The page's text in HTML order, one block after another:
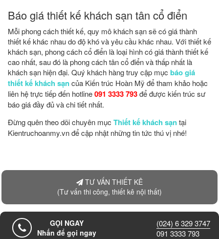
Báo giá thiết kế khách sạn tân cổ điển
Mỗi phong cách thiết kế, quy mô khách sạn sẽ có giá thành
thiết kế khác nhau do độ khó và yêu cầu khác nhau. Với thiết kế
khách sạn, phong cách cổ điển là loại hình có giá thành thiết kế
cao nhất, sau đó là phong cách tân cổ điển và thấp nhất là
khách sạn hiện đại. Quý khách hàng truy cập mục báo giá
thiết kế khách sạncủa Kiến trúc Hoàn Mỹ để tham khảo hoặc
liên hệ trực tiếp đến hotline091 3333 793để được kiến trúc sư
báo giá đầy đủ và chi tiết nhất.
Đừng quên theo dõi chuyên mục Thiết kế khách sạntại
Kientruchoanmy.vn để cập nhật những tin tức thú vị nhé!
TƯ VẤN THIẾT KÊ
(Tư vấn thi công, thiết kê nội thất)
GỌI NGAY
Nhấn để gọi ngay
(024) 6 329 3747
091 3333 793